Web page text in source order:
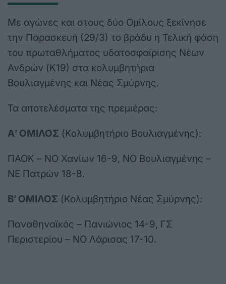
Με αγώνες και στους δύο Ομίλους ξεκίνησε
την Παρασκευή (29/3) το βράδυ η Τελική φάση
του πρωταθλήματος υδατοσφαίρισης Νέων
Ανδρών (Κ19) στα κολυμβητήρια
Βουλιαγμένης και Νέας Σμύρνης.
Τα αποτελέσματα της πρεμιέρας:
Α’ ΟΜΙΛΟΣ (Κολυμβητήριο Βουλιαγμένης):
ΠΑΟΚ – ΝΟ Χανίων 16-9, ΝΟ Βουλιαγμένης –
ΝΕ Πατρών 18-8.
Β’ ΟΜΙΛΟΣ (Κολυμβητήριο Νέας Σμύρνης):
Παναθηναϊκός – Πανιώνιος 14-9, ΓΣ
Περιστερίου – ΝΟ Λάρισας 17-10.